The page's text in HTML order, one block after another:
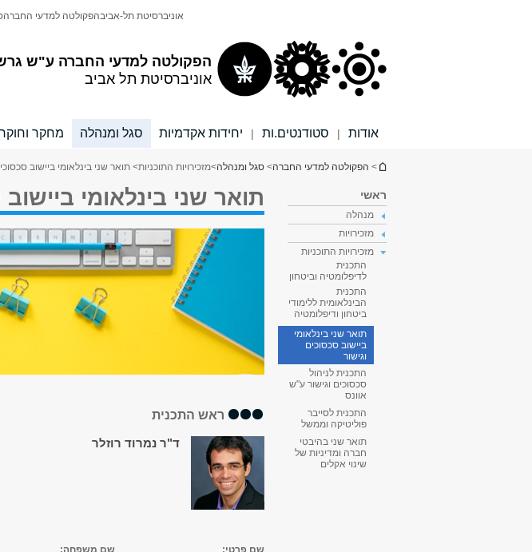
הפקולטה למדעי החברה ע"ש
אוניברסיטת תל אביב
אוניברסיטת תל-אביבהפקולטה למדעי החברה
אודות | סטודנטים.ות | יחידות אקדמיות סגל ומנהלה מחקר
הינך נמצא כאן
> הפקולטה למדעי החברה> סגל ומנהלה>מזכירויות התוכניות> תואר שני בינלאומי ביישוב
ראשי
מנהלה
מזכירויות
מזכירויות התוכניות
התכנית
לדיפלומטיה וביטחון
התכנית
הבינלאומית ללימודי
ביטחון ודיפלומטיה
תואר שני בינלאומי
ביישוב סכסוכים
וגישור
התכנית לניהול
סכסוכים וגישור ע"ש
אוונס
התכנית לסייבר
פוליטיקה וממשל
תואר שני בהיבטי
חברה ומדיניות של
שינוי אקלים
תואר שני בינלאומי ביישוב
ראש התכנית
ד"ר נמרוד רוזלר
שם פרטי: שם משפחה: